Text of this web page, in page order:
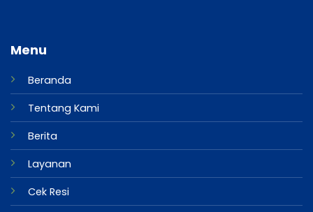
Menu
Beranda
Tentang Kami
Berita
Layanan
Cek Resi